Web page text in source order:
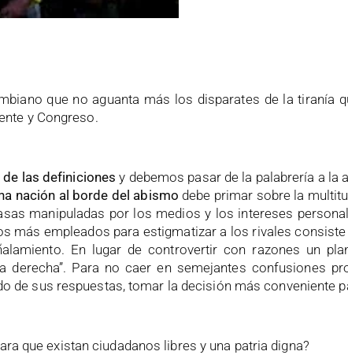
que no aguanta más los disparates de la tiranía
y Congreso.
las definiciones y debemos pasar de la palabrería a la
nación al borde del abismo debe primar sobre la
manipuladas por los medios y los intereses
más empleados para estigmatizar a los rivales
En lugar de controvertir con razones un
derecha”. Para no caer en semejantes confusiones
de sus respuestas, tomar la decisión más conveniente
que existan ciudadanos libres y una patria digna?